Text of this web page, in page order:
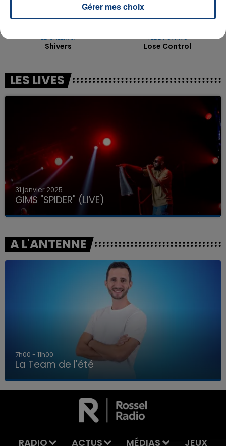
LA TEAM DE L'ÉTÉ
ED SHEERAN
Shivers
TEDDY SWIMS
Lose Control
LES LIVES
31 janvier 2025
GIMS "SPIDER" (LIVE)
A L'ANTENNE
7h00 - 11h00
La Team de l'été
RADIO ACTUS MÉDIAS JEUX
Gérer mes choix